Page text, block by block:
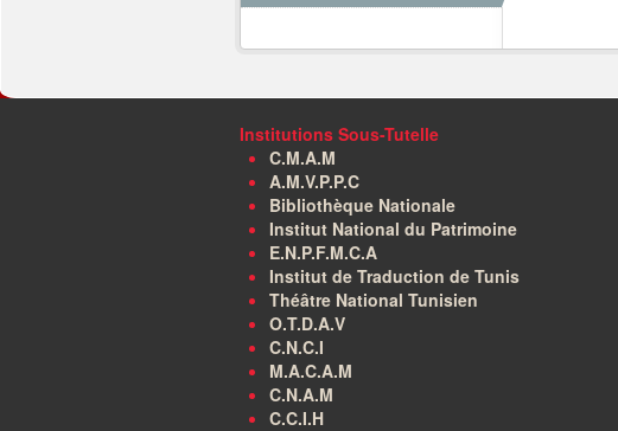
Institutions Sous-Tutelle
C.M.A.M
A.M.V.P.P.C
Bibliothèque Nationale
Institut National du Patrimoine
E.N.P.F.M.C.A
Institut de Traduction de Tunis
Théâtre National Tunisien
O.T.D.A.V
C.N.C.I
M.A.C.A.M
C.N.A.M
C.C.I.H